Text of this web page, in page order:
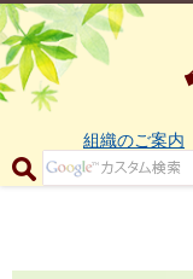
組織のご案内